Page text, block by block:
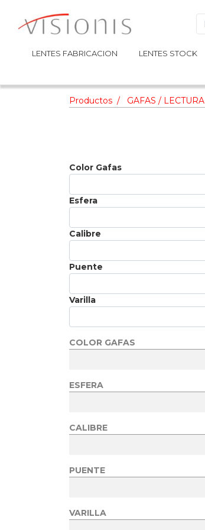
LENTES FABRICACION LENTES STOCK
LENTES FABRICACION LENTES STOCK
Productos GAFAS / LECTURA
Color Gafas
Esfera
Calibre
Puente
Varilla
COLOR GAFAS
ESFERA
CALIBRE
PUENTE
VARILLA